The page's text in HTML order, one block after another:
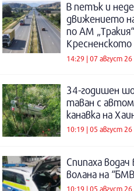
В петък и
движението
по АМ
14:29 | 07 август 26
34-годишен
таван с
канавка на
10:19 | 05 август 26
Спипаха
волана на
10:19 | 05 август 26